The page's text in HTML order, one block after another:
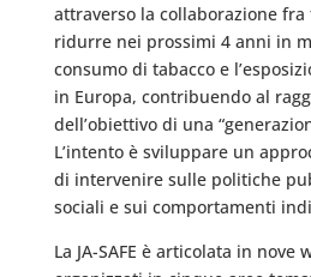
attraverso la collaborazione
ridurre nei prossimi 4 anni in
consumo di tabacco e
in Europa, contribuendo al
dell’obiettivo di una
L’intento è sviluppare un
di intervenire sulle politiche
sociali e sui comportamenti
La JA-SAFE è articolata in nove